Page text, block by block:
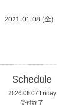
2021-01-08 (金)
Schedule
2026.08.07 Friday
受付終了